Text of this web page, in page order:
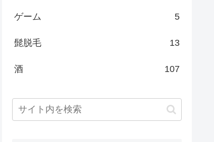
ゲーム 5
髭脱毛 13
酒 107